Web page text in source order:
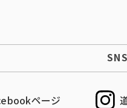
SNS
ページ